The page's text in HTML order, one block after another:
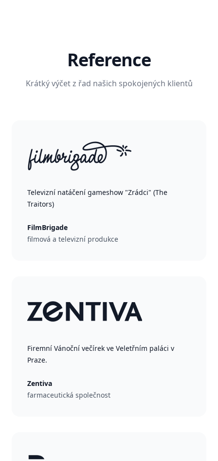
Reference
Krátký výčet z řad našich spokojených klientů
Televizní natáčení gameshow "Zrádci" (The
Traitors)
FilmBrigade
filmová a televizní produkce
Firemní Vánoční večírek ve Veletřním paláci v
Praze.
Zentiva
farmaceutická společnost